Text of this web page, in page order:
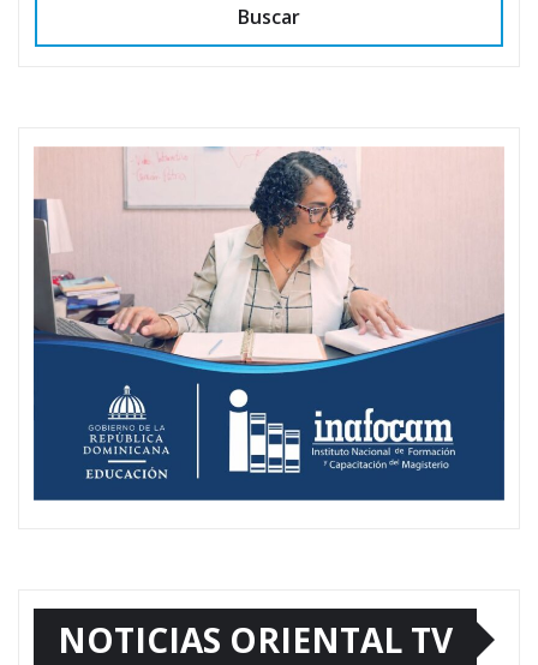
Buscar
NOTICIAS ORIENTAL TV